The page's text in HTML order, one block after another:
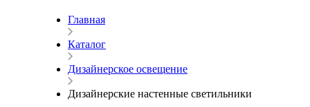
Главная
Каталог
Дизайнерское освещение
Дизайнерские настенные светильники